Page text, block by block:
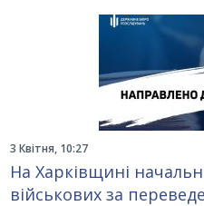
3 Квітня, 10:27
На Харківщині
військових за